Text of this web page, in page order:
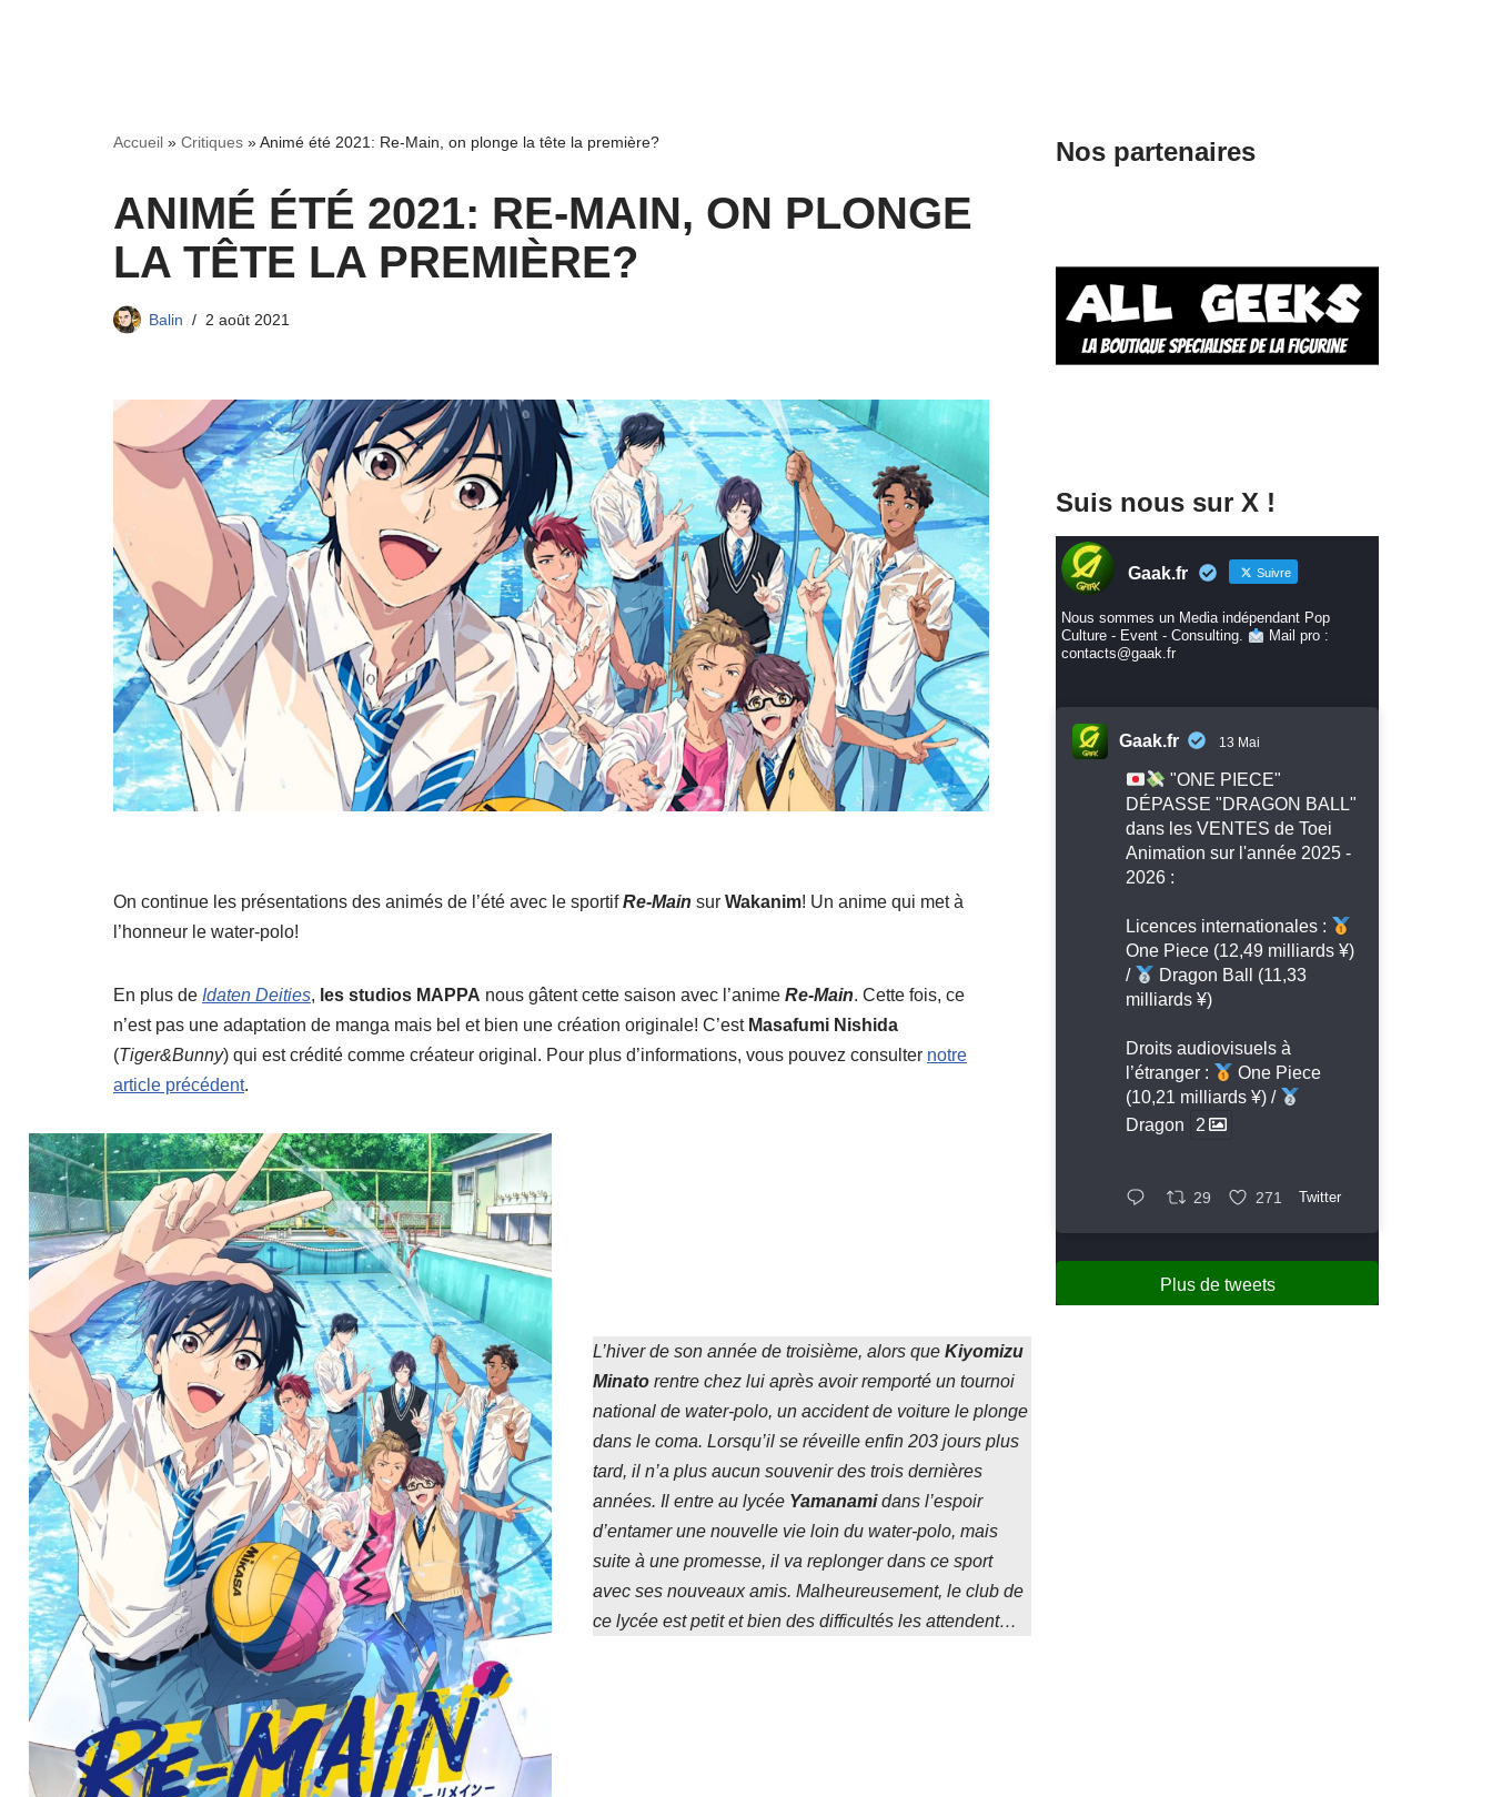
Accueil » Critiques »Animé été 2021: Re-Main, on plonge la tête la première?
ANIMÉ ÉTÉ 2021: RE-MAIN, ON PLONGE
LA TÊTE LA PREMIÈRE?
Balin 2 août 2021
On continue les présentations des animés de l’été avec le sportifRe-Main sur Wakanim! Un anime qui met à
l’honneur le water-polo!
En plus de Idaten Deities, les studios MAPPA nous gâtent cette saison avec l’anime Re-Main. Cette fois, ce
n’est pas une adaptation de manga mais bel et bien une création originale! C’est Masafumi Nishida
(Tiger&Bunny) qui est crédité comme créateur original. Pour plus d’informations, vous pouvez consulter notre
article précédent.
L’hiver de son année de troisième, alors queKiyomizu
Minato rentre chez lui après avoir remporté un tournoi
national de water-polo, un accident de voiture le plonge
dans le coma. Lorsqu’il se réveille enfin 203 jours plus
tard, il n’a plus aucun souvenir des trois dernières
années. Il entre au lycée Yamanamidans l’espoir
d’entamer une nouvelle vie loin du water-polo, mais
suite à une promesse, il va replonger dans ce sport
avec ses nouveaux amis. Malheureusement, le club de
ce lycée est petit et bien des difficultés les attendent…
Nos partenaires
Suis nous sur X !
Gaak.fr Suivre
Nous sommes un Media indépendant Pop
Culture - Event - Consulting.
Mail pro :
contacts@gaak.fr
Gaak.fr 13 Mai
"ONE PIECE"
DÉPASSE "DRAGON BALL"
dans les VENTES de Toei
Animation sur l'année 2025 -
2026 :
Licences internationales :
One Piece (12,49 milliards ¥)
/
Dragon Ball (11,33
milliards ¥)
Droits audiovisuels à
l’étranger :
One Piece
(10,21 milliards ¥) /
Dragon
2
29 271 Twitter
Plus de tweets